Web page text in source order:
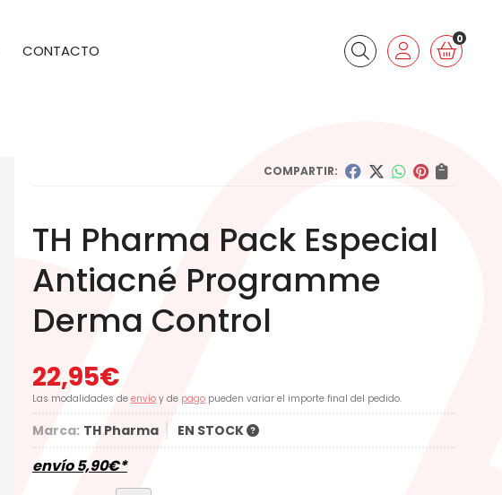
CONTACTO Buscar
0
COMPARTIR:
TH Pharma Pack Especial
Antiacné Programme
Derma Control
22,95€
Las modalidades de envío y de pago pueden variar el importe final del pedido.
Marca: TH Pharma EN STOCK
envío5,90€*